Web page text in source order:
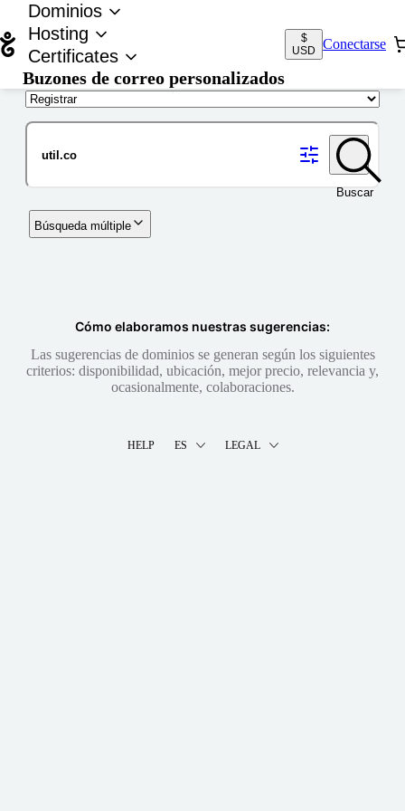
Dominios
Hosting
Certificates
Buzones de correo personalizados
$
USD
Conectarse
Buscar
Búsqueda múltiple
Cómo elaboramos nuestras sugerencias:
Las sugerencias de dominios se generan según los siguientes
criterios: disponibilidad, ubicación, mejor precio, relevancia y,
ocasionalmente, colaboraciones.
HELP ES LEGAL